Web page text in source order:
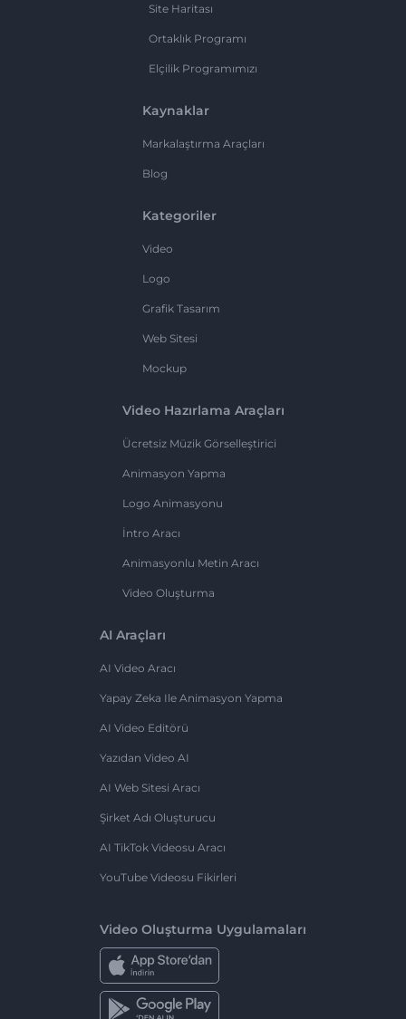
Site Haritası
Ortaklık Programı
Elçilik Programımızı
Kaynaklar
Markalaştırma Araçları
Blog
Kategoriler
Video
Logo
Grafik Tasarım
Web Sitesi
Mockup
Video Hazırlama Araçları
Ücretsiz Müzik Görselleştirici
Animasyon Yapma
Logo Animasyonu
İntro Aracı
Animasyonlu Metin Aracı
Video Oluşturma
AI Araçları
AI Video Aracı
Yapay Zeka Ile Animasyon Yapma
AI Video Editörü
Yazıdan Video AI
AI Web Sitesi Aracı
Şirket Adı Oluşturucu
AI TikTok Videosu Aracı
YouTube Videosu Fikirleri
Video Oluşturma Uygulamaları